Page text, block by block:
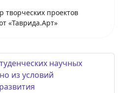
творческих проектов
«Таврида.Арт»
научных
из условий